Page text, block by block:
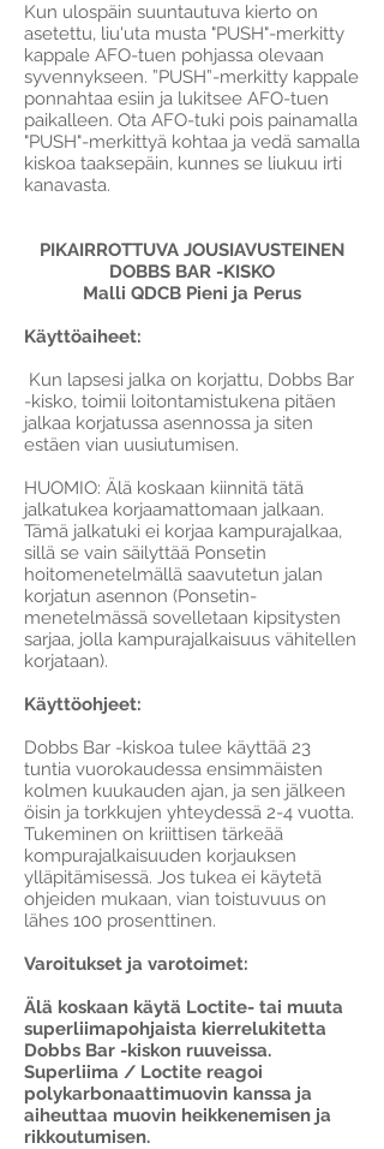
Kun ulospäin suuntautuva kierto on
asetettu, liu'uta musta "PUSH"-merkitty
kappale AFO-tuen pohjassa olevaan
syvennykseen. ”PUSH”-merkitty kappale
ponnahtaa esiin ja lukitsee AFO-tuen
paikalleen. Ota AFO-tuki pois painamalla
"PUSH"-merkittyä kohtaa ja vedä samalla
kiskoa taaksepäin, kunnes se liukuu irti
kanavasta.
PIKAIRROTTUVA JOUSIAVUSTEINEN
DOBBS BAR -KISKO
Malli QDCB Pieni ja Perus
Käyttöaiheet:
Kun lapsesi jalka on korjattu, Dobbs Bar
-kisko, toimii loitontamistukena pitäen
jalkaa korjatussa asennossa ja siten
estäen vian uusiutumisen.
HUOMIO: Älä koskaan kiinnitä tätä
jalkatukea korjaamattomaan jalkaan.
Tämä jalkatuki ei korjaa kampurajalkaa,
sillä se vain säilyttää Ponsetin
hoitomenetelmällä saavutetun jalan
korjatun asennon (Ponsetin-
menetelmässä sovelletaan kipsitysten
sarjaa, jolla kampurajalkaisuus vähitellen
korjataan).
Käyttöohjeet:
Dobbs Bar -kiskoa tulee käyttää 23
tuntia vuorokaudessa ensimmäisten
kolmen kuukauden ajan, ja sen jälkeen
öisin ja torkkujen yhteydessä 2-4 vuotta.
Tukeminen on kriittisen tärkeää
kompurajalkaisuuden korjauksen
ylläpitämisessä. Jos tukea ei käytetä
ohjeiden mukaan, vian toistuvuus on
lähes 100 prosenttinen.
Varoitukset ja varotoimet:
Älä koskaan käytä Loctite- tai muuta
superliimapohjaista kierrelukitetta
Dobbs Bar -kiskon ruuveissa.
Superliima / Loctite reagoi
polykarbonaattimuovin kanssa ja
aiheuttaa muovin heikkenemisen ja
rikkoutumisen.